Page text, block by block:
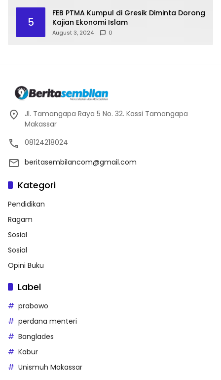
5
FEB PTMA Kumpul di Gresik Diminta Dorong
Kajian Ekonomi Islam
August 3, 2024 0
Jl. Tamangapa Raya 5 No. 32. Kassi Tamangapa
Makassar
08124218024
beritasembilancom@gmail.com
Kategori
Pendidikan
Ragam
Sosial
Sosial
Opini Buku
Label
prabowo
perdana menteri
Banglades
Kabur
Unismuh Makassar